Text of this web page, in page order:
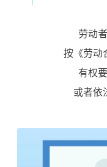
劳动
按《劳动
有权
或者依